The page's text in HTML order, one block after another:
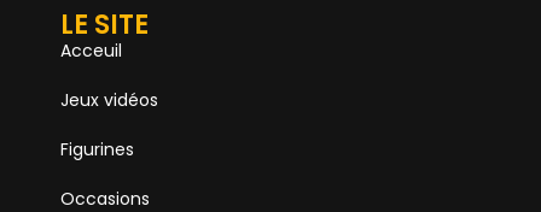
LE SITE
Acceuil
Jeux vidéos
Figurines
Occasions